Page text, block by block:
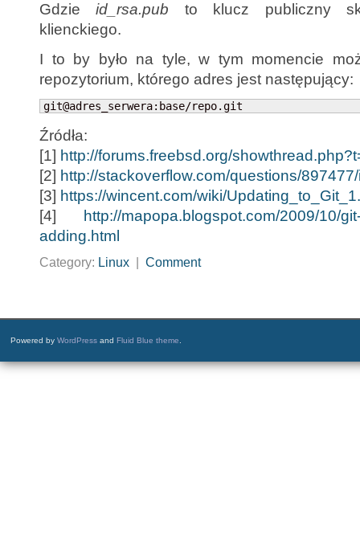
Gdzieid_rsa.pub to klucz publiczny
klienckiego.
I to by było na tyle, w tym momencie
repozytorium, którego adres jest następujący:
git@adres_serwera:base/repo.git
Źródła:
[1] http://forums.freebsd.org/
[2] http://stackoverflow.com/questions/
[3] https://wincent.com/wiki/
[4]
http://mapopa.blogspot.com/2009/10/
adding.html
Category: Linux Comment
Powered by WordPress and Fluid Blue theme.